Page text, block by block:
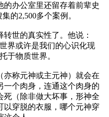
的办公室里还留存着前辈史
的2,500多个案例。
世的真实性了。他说：
界或许是我们的心识化现
于物质世界。
亦称元神或主元神）就会在
一个肉身，连通这个肉身的
死（除非做大坏事，形神全
以穿脱的衣服，哪个元神穿